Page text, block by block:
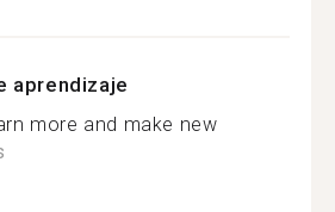
aprendizaje
more and make new